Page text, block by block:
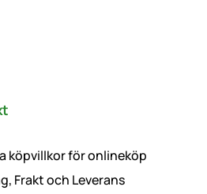
köpvillkor för onlineköp
Frakt och Leverans